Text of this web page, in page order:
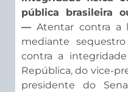
pública brasileira
— Atentar contra a
mediante
contra a
República, do vice-
presidente do